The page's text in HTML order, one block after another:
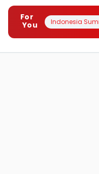
For
You
Indonesia